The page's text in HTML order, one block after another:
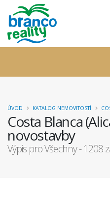
Costa Blanca
novostavby
Výpis pro Všechny - 1208
ÚVOD KATALOG NEMOVITOSTÍ